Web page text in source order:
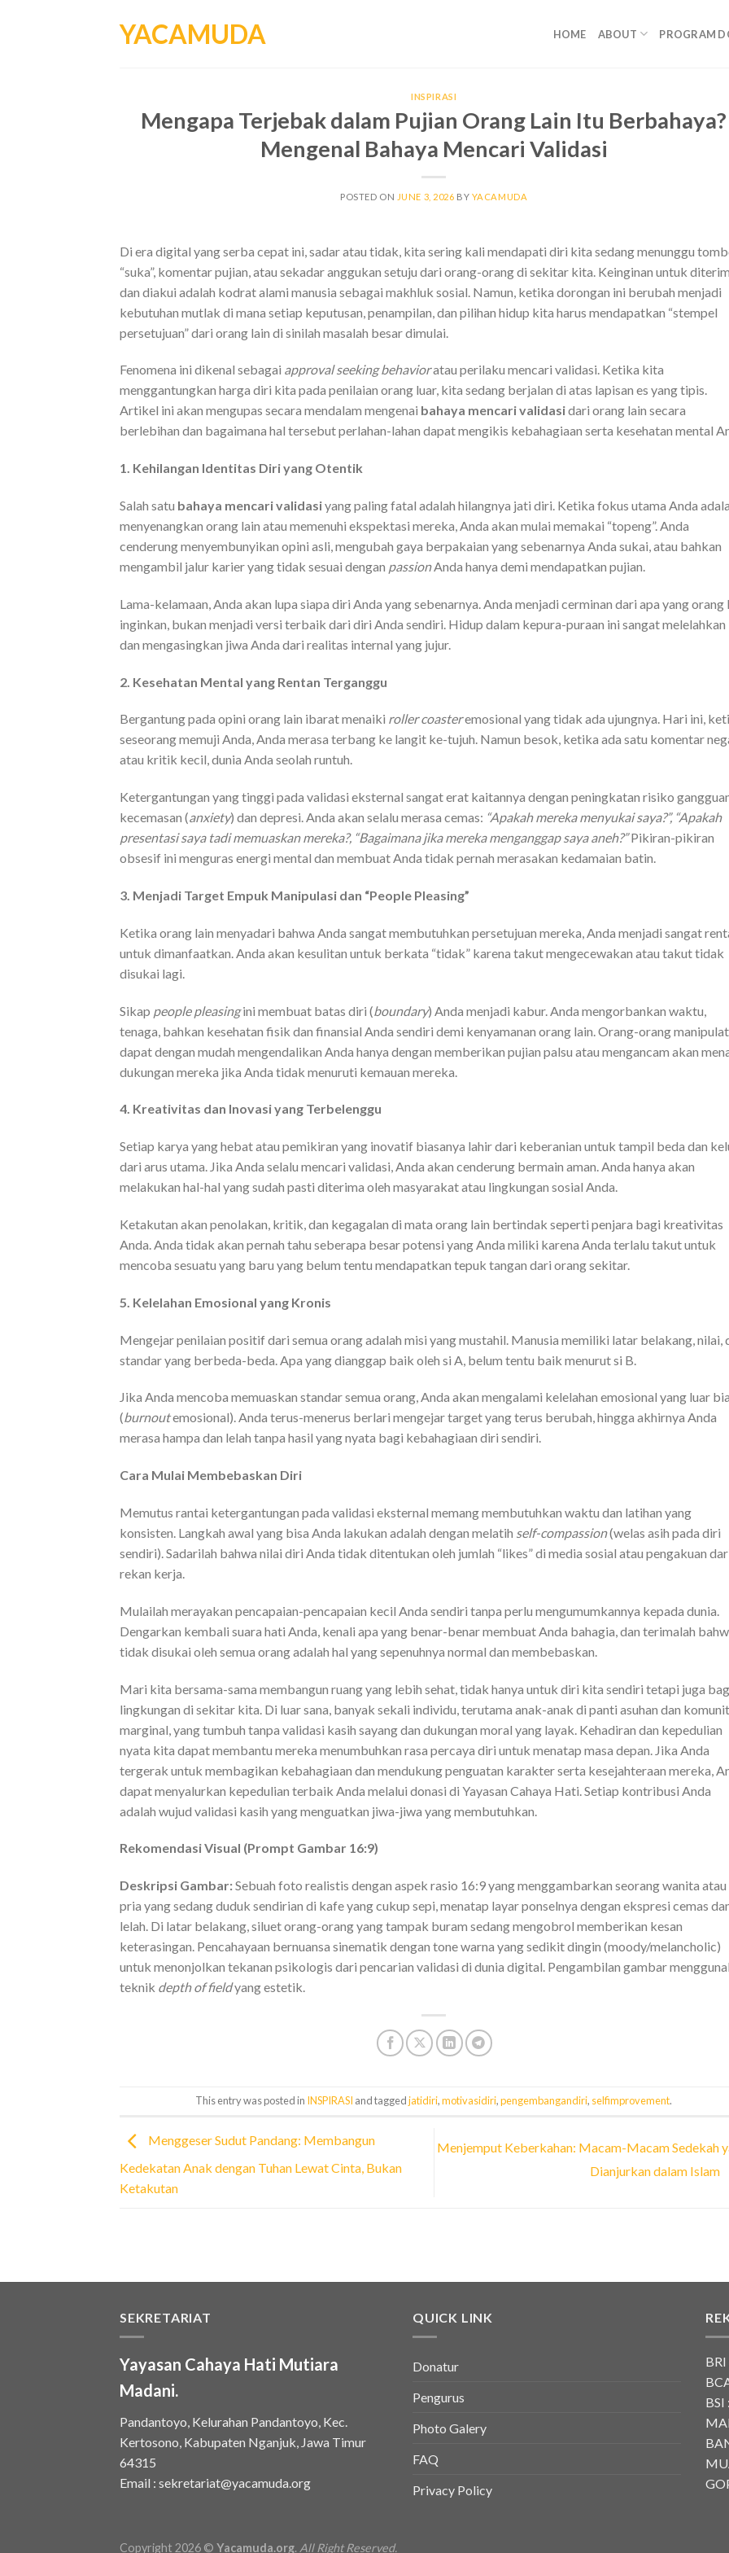
YACAMUDA HOME ABOUT PROGRAM
INSPIRASI
Mengapa Terjebak dalam Pujian Orang Lain Itu Berbahaya?
Mengenal Bahaya Mencari Validasi
POSTED ON JUNE 3, 2026 BY YACAMUDA
Di era digital yang serba cepat ini, sadar atau tidak, kita sering kali mendapati diri kita sedang menunggu
“suka”, komentar pujian, atau sekadar anggukan setuju dari orang-orang di sekitar kita. Keinginan untuk
dan diakui adalah kodrat alami manusia sebagai makhluk sosial. Namun, ketika dorongan ini berubah menjadi
kebutuhan mutlak di mana setiap keputusan, penampilan, dan pilihan hidup kita harus mendapatkan “stempel
persetujuan” dari orang lain di sinilah masalah besar dimulai.
Fenomena ini dikenal sebagai approval seeking behavioratau perilaku mencari validasi. Ketika kita
menggantungkan harga diri kita pada penilaian orang luar, kita sedang berjalan di atas lapisan es yang tipis.
Artikel ini akan mengupas secara mendalam mengenai bahaya mencari validasidari orang lain secara
berlebihan dan bagaimana hal tersebut perlahan-lahan dapat mengikis kebahagiaan serta kesehatan mental
1. Kehilangan Identitas Diri yang Otentik
Salah satu bahaya mencari validasiyang paling fatal adalah hilangnya jati diri. Ketika fokus utama Anda
menyenangkan orang lain atau memenuhi ekspektasi mereka, Anda akan mulai memakai “topeng”. Anda
cenderung menyembunyikan opini asli, mengubah gaya berpakaian yang sebenarnya Anda sukai, atau bahkan
mengambil jalur karier yang tidak sesuai dengan passionAnda hanya demi mendapatkan pujian.
Lama-kelamaan, Anda akan lupa siapa diri Anda yang sebenarnya. Anda menjadi cerminan dari apa yang orang
inginkan, bukan menjadi versi terbaik dari diri Anda sendiri. Hidup dalam kepura-puraan ini sangat melelahkan
dan mengasingkan jiwa Anda dari realitas internal yang jujur.
2. Kesehatan Mental yang Rentan Terganggu
Bergantung pada opini orang lain ibarat menaiki roller coasteremosional yang tidak ada ujungnya. Hari ini,
seseorang memuji Anda, Anda merasa terbang ke langit ke-tujuh. Namun besok, ketika ada satu komentar
atau kritik kecil, dunia Anda seolah runtuh.
Ketergantungan yang tinggi pada validasi eksternal sangat erat kaitannya dengan peningkatan risiko
kecemasan (anxiety) dan depresi. Anda akan selalu merasa cemas: “Apakah mereka menyukai saya?”, “Apakah
presentasi saya tadi memuaskan mereka?, “Bagaimana jika mereka menganggap saya aneh?”Pikiran-pikiran
obsesif ini menguras energi mental dan membuat Anda tidak pernah merasakan kedamaian batin.
3. Menjadi Target Empuk Manipulasi dan “People Pleasing”
Ketika orang lain menyadari bahwa Anda sangat membutuhkan persetujuan mereka, Anda menjadi sangat
untuk dimanfaatkan. Anda akan kesulitan untuk berkata “tidak” karena takut mengecewakan atau takut tidak
disukai lagi.
Sikap people pleasingini membuat batas diri (boundary) Anda menjadi kabur. Anda mengorbankan waktu,
tenaga, bahkan kesehatan fisik dan finansial Anda sendiri demi kenyamanan orang lain. Orang-orang
dapat dengan mudah mengendalikan Anda hanya dengan memberikan pujian palsu atau mengancam akan
dukungan mereka jika Anda tidak menuruti kemauan mereka.
4. Kreativitas dan Inovasi yang Terbelenggu
Setiap karya yang hebat atau pemikiran yang inovatif biasanya lahir dari keberanian untuk tampil beda dan
dari arus utama. Jika Anda selalu mencari validasi, Anda akan cenderung bermain aman. Anda hanya akan
melakukan hal-hal yang sudah pasti diterima oleh masyarakat atau lingkungan sosial Anda.
Ketakutan akan penolakan, kritik, dan kegagalan di mata orang lain bertindak seperti penjara bagi kreativitas
Anda. Anda tidak akan pernah tahu seberapa besar potensi yang Anda miliki karena Anda terlalu takut untuk
mencoba sesuatu yang baru yang belum tentu mendapatkan tepuk tangan dari orang sekitar.
5. Kelelahan Emosional yang Kronis
Mengejar penilaian positif dari semua orang adalah misi yang mustahil. Manusia memiliki latar belakang, nilai,
standar yang berbeda-beda. Apa yang dianggap baik oleh si A, belum tentu baik menurut si B.
Jika Anda mencoba memuaskan standar semua orang, Anda akan mengalami kelelahan emosional yang luar
(burnoutemosional). Anda terus-menerus berlari mengejar target yang terus berubah, hingga akhirnya Anda
merasa hampa dan lelah tanpa hasil yang nyata bagi kebahagiaan diri sendiri.
Cara Mulai Membebaskan Diri
Memutus rantai ketergantungan pada validasi eksternal memang membutuhkan waktu dan latihan yang
konsisten. Langkah awal yang bisa Anda lakukan adalah dengan melatih self-compassion(welas asih pada diri
sendiri). Sadarilah bahwa nilai diri Anda tidak ditentukan oleh jumlah “likes” di media sosial atau pengakuan
rekan kerja.
Mulailah merayakan pencapaian-pencapaian kecil Anda sendiri tanpa perlu mengumumkannya kepada dunia.
Dengarkan kembali suara hati Anda, kenali apa yang benar-benar membuat Anda bahagia, dan terimalah
tidak disukai oleh semua orang adalah hal yang sepenuhnya normal dan membebaskan.
Mari kita bersama-sama membangun ruang yang lebih sehat, tidak hanya untuk diri kita sendiri tetapi juga
lingkungan di sekitar kita. Di luar sana, banyak sekali individu, terutama anak-anak di panti asuhan dan
marginal, yang tumbuh tanpa validasi kasih sayang dan dukungan moral yang layak. Kehadiran dan kepedulian
nyata kita dapat membantu mereka menumbuhkan rasa percaya diri untuk menatap masa depan. Jika Anda
tergerak untuk membagikan kebahagiaan dan mendukung penguatan karakter serta kesejahteraan mereka,
dapat menyalurkan kepedulian terbaik Anda melalui donasi di Yayasan Cahaya Hati. Setiap kontribusi Anda
adalah wujud validasi kasih yang menguatkan jiwa-jiwa yang membutuhkan.
Rekomendasi Visual (Prompt Gambar 16:9)
Deskripsi Gambar:Sebuah foto realistis dengan aspek rasio 16:9 yang menggambarkan seorang wanita atau
pria yang sedang duduk sendirian di kafe yang cukup sepi, menatap layar ponselnya dengan ekspresi cemas
lelah. Di latar belakang, siluet orang-orang yang tampak buram sedang mengobrol memberikan kesan
keterasingan. Pencahayaan bernuansa sinematik dengan tone warna yang sedikit dingin (moody/melancholic)
untuk menonjolkan tekanan psikologis dari pencarian validasi di dunia digital. Pengambilan gambar
teknik depth of fieldyang estetik.
This entry was posted in INSPIRASI and taggedjatidiri,motivasidiri,pengembangandiri, selfimprovement.
Menggeser Sudut Pandang: Membangun
Kedekatan Anak dengan Tuhan Lewat Cinta, Bukan
Ketakutan
Menjemput Keberkahan: Macam-Macam Sedekah
Dianjurkan dalam Islam
SEKRETARIAT
Yayasan Cahaya Hati Mutiara
Madani.
Pandantoyo, Kelurahan Pandantoyo, Kec.
Kertosono, Kabupaten Nganjuk, Jawa Timur
64315
Email : sekretariat@yacamuda.org
QUICK LINK
Donatur
Pengurus
Photo Galery
FAQ
Privacy Policy
BSI :
Copyright 2026 © Yacamuda.org. All Right Reserved.